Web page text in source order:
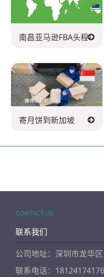
南昌亚马逊FBA头程派送
寄月饼到新加坡
CONTACT US
联系我们
公司地址：深圳市龙华
联系电话：18124174176